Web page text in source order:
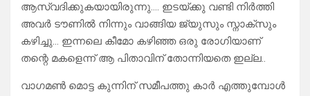
ആസ്വദിക്കുകയായിരുന്നു…. ഇടയ്ക്കു വണ്ടി നിർത്തി
അവർ ടൗണിൽ നിന്നും വാങ്ങിയ ജ്യുസും സ്നാക്സും
കഴിച്ചു… ഇന്നലെ കീമോ കഴിഞ്ഞ ഒരു രോഗിയാണ്
തന്റെ മകളെന്ന് ആ പിതാവിന് തോന്നിയതെ ഇല്ല..
വാഗമൺ മൊട്ട കുന്നിന് സമീപത്തു കാർ എത്തുമ്പോൾ